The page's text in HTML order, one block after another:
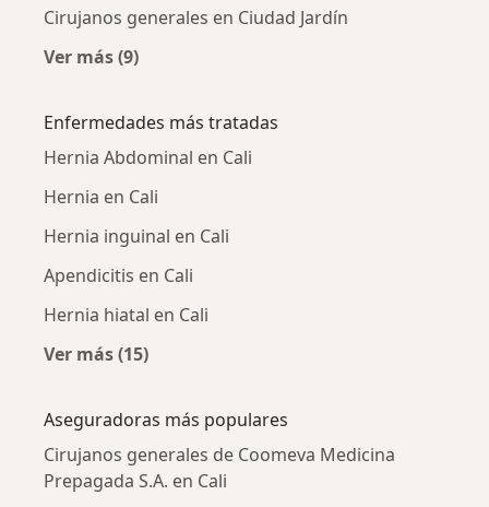
Cirujanos generales en Ciudad Jardín
Ver más (9)
Enfermedades más tratadas
Hernia Abdominal en Cali
Hernia en Cali
Hernia inguinal en Cali
Apendicitis en Cali
Hernia hiatal en Cali
Ver más (15)
Aseguradoras más populares
Cirujanos generales de Coomeva Medicina
Prepagada S.A. en Cali